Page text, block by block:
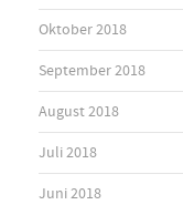
Oktober 2018
September 2018
August 2018
Juli 2018
Juni 2018